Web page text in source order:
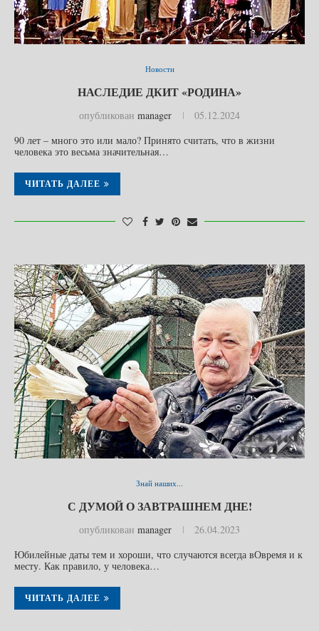
Новости
НАСЛЕДИЕ ДКИТ «РОДИНА»
опубликован manager
05.12.2024
90 лет – много это или мало? Принято считать, что в жизни
человека это весьма значительная…
ЧИТАТЬ ДАЛЕЕ
Знай наших...
С ДУМОЙ О ЗАВТРАШНЕМ ДНЕ!
опубликован manager
26.04.2023
Юбилейные даты тем и хороши, что случаются всегда вОвремя и к
месту. Как правило, у человека…
ЧИТАТЬ ДАЛЕЕ